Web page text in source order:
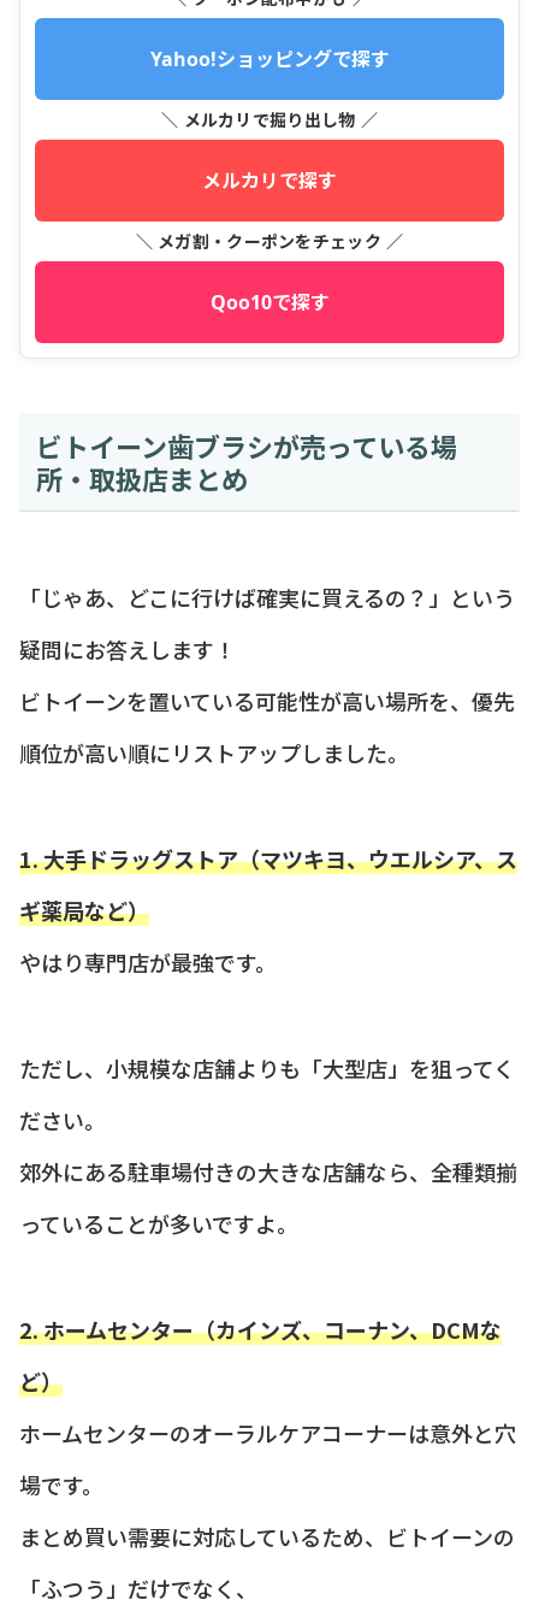
Yahoo!ショッピングで探す
＼ メルカリで掘り出し物 ／
メルカリで探す
＼ メガ割・クーポンをチェック ／
Qoo10で探す
ビトイーン歯ブラシが売っている場
所・取扱店まとめ
「じゃあ、どこに行けば確実に買えるの？」という
疑問にお答えします！
ビトイーンを置いている可能性が高い場所を、優先
順位が高い順にリストアップしました。
1. 大手ドラッグストア（マツキヨ、ウエルシア、ス
ギ薬局など）
やはり専門店が最強です。
ただし、小規模な店舗よりも「大型店」を狙ってく
ださい。
郊外にある駐車場付きの大きな店舗なら、全種類揃
っていることが多いですよ。
2. ホームセンター（カインズ、コーナン、DCMな
ど）
ホームセンターのオーラルケアコーナーは意外と穴
場です。
まとめ買い需要に対応しているため、ビトイーンの
「ふつう」だけでなく、